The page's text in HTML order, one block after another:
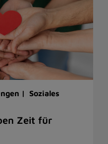
| Soziales
Zeit für